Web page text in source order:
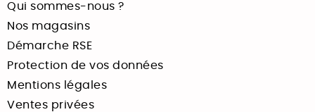
Qui sommes-nous ?
Nos magasins
Démarche RSE
Protection de vos données
Mentions légales
Ventes privées